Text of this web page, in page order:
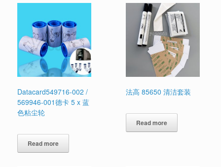
Datacard549716-002 /
569946-001德卡 5 x 蓝
色粘尘轮
Read more
法高 85650 清洁套装
Read more